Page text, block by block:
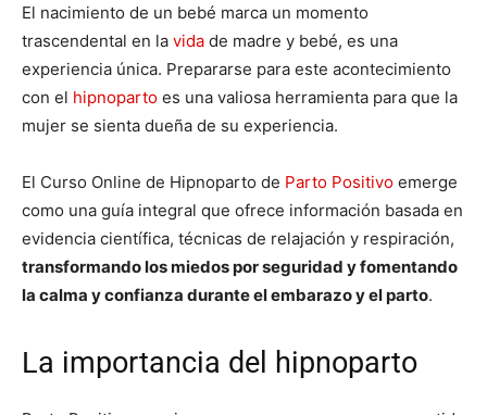
El nacimiento de un bebé marca un momento
trascendental en la vida de madre y bebé, es una
experiencia única. Prepararse para este acontecimiento
con el hipnoparto es una valiosa herramienta para que la
mujer se sienta dueña de su experiencia.
El Curso Online de Hipnoparto de Parto Positivo emerge
como una guía integral que ofrece información basada en
evidencia científica, técnicas de relajación y respiración,
transformando los miedos por seguridad y fomentando
la calma y confianza durante el embarazo y el parto.
La importancia del hipnoparto